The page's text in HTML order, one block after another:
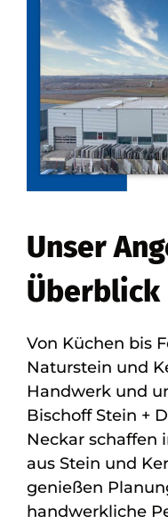
Unser
Überblick
Von Küchen bis
Naturstein und
Handwerk und
Bischoff Stein +
Neckar schaffen
aus Stein und
genießen
handwerkliche